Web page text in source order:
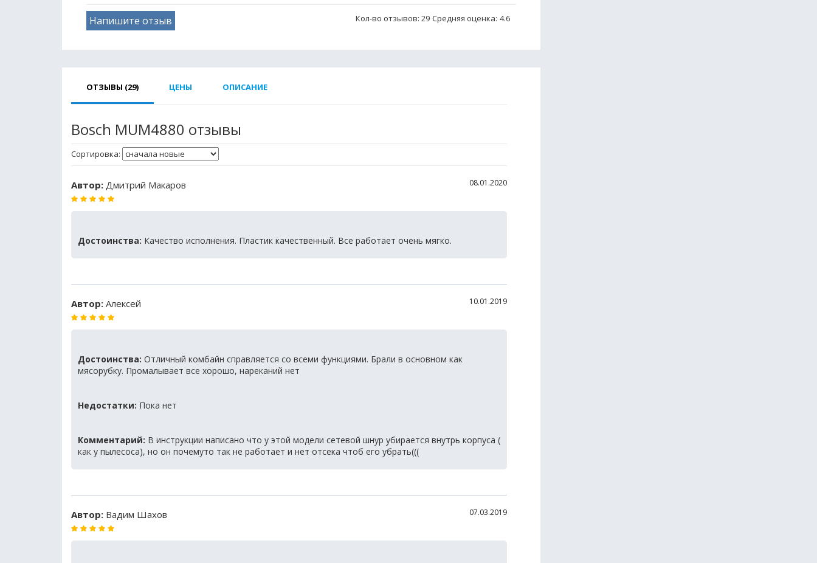
Кол-во отзывов: 29 Средняя оценка: 4.6
Напишите отзыв
ОТЗЫВЫ (29) ЦЕНЫ ОПИСАНИЕ
Bosch MUM4880 отзывы
Сортировка:
Автор: Дмитрий Макаров 08.01.2020
Достоинства: Качество исполнения. Пластик качественный. Все работает очень мягко.
Автор: Алексей 10.01.2019
Достоинства: Отличный комбайн справляется со всеми функциями. Брали в основном как
мясорубку. Промалывает все хорошо, нареканий нет
Недостатки: Пока нет
Комментарий: В инструкции написано что у этой модели сетевой шнур убирается внутрь корпуса (
как у пылесоса), но он почемуто так не работает и нет отсека чтоб его убрать(((
Автор: Вадим Шахов 07.03.2019